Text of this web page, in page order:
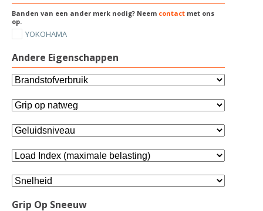
Banden van een ander merk nodig? Neem contact met ons
op.
YOKOHAMA
Andere Eigenschappen
Grip Op Sneeuw